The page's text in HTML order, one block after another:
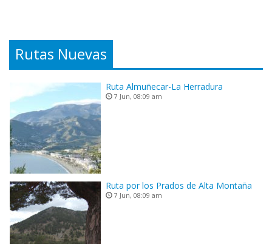
Rutas Nuevas
Ruta Almuñecar-La Herradura
7 Jun, 08:09 am
Ruta por los Prados de Alta Montaña
7 Jun, 08:09 am